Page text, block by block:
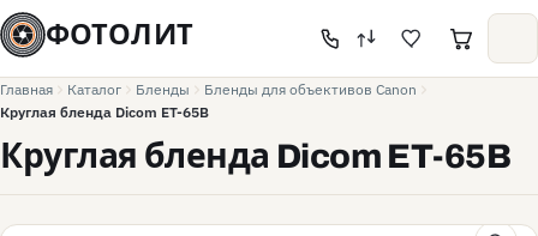
ФОТОЛИТ
Главная Каталог Бленды
Бленды для объективов Canon
Круглая бленда Dicom ET-65B
Круглая бленда Dicom ET-65B